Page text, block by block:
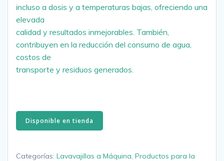
incluso a dosis y a temperaturas bajas, ofreciendo una
elevada
calidad y resultados inmejorables. También,
contribuyen en la reducción del consumo de agua,
costos de
transporte y residuos generados.
Disponible en tienda
Categorías: Lavavajillas a Máquina, Productos para la